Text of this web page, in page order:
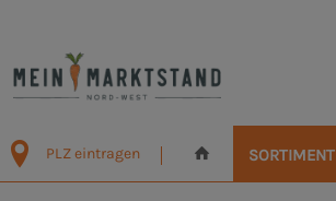
PLZ eintragen SORTIMENT